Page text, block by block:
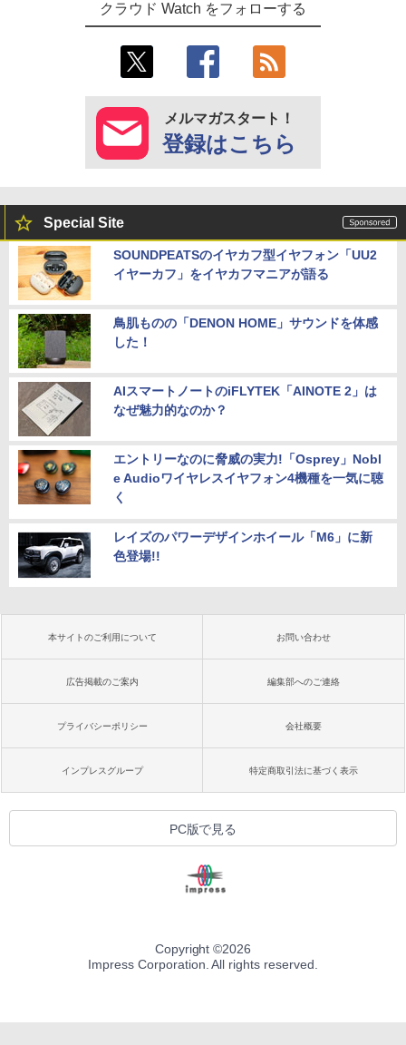
クラウド Watch をフォローする
メルマガスタート！
登録はこちら
Special Site
SOUNDPEATSのイヤカフ型イヤフォン「UU2
イヤーカフ」をイヤカフマニアが語る
鳥肌ものの「DENON HOME」サウンドを体感
した！
AIスマートノートのiFLYTEK「AINOTE 2」は
なぜ魅力的なのか？
エントリーなのに脅威の実力!「Osprey」Nobl
e Audioワイヤレスイヤフォン4機種を一気に聴
く
レイズのパワーデザインホイール「M6」に新
色登場!!
本サイトのご利用について お問い合わせ
広告掲載のご案内 編集部へのご連絡
プライバシーポリシー 会社概要
インプレスグループ 特定商取引法に基づく表示
PC版で見る
Copyright ©2026
Impress Corporation. All rights reserved.